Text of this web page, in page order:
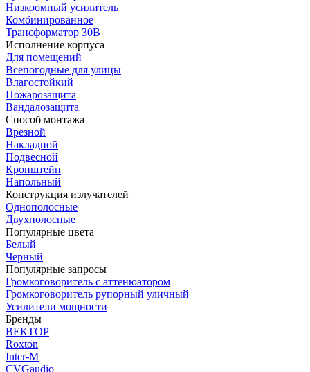
Низкоомный усилитель
Комбинированное
Трансформатор 30В
Исполнение корпуса
Для помещений
Всепогодные для улицы
Влагостойкий
Пожарозащита
Вандалозащита
Способ монтажа
Врезной
Накладной
Подвесной
Кронштейн
Напольный
Конструкция излучателей
Однополосные
Двухполосные
Популярные цвета
Белый
Черный
Популярные запросы
Громкоговоритель с аттенюатором
Громкоговоритель рупорный уличный
Усилители мощности
Бренды
ВЕКТОР
Roxton
Inter-M
CVGaudio